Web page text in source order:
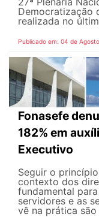
Democratização
realizada no
Publicado em: 04 de
Fonasefe
182% em
Executivo
Seguir o
contexto dos
fundamental
servidores e as
vê na prática